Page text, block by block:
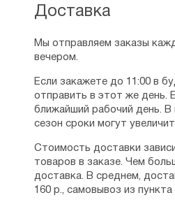
Люди стали узнавать об
месте, все больше
в обитель. Отец Ефрем
что одного монастыря
он принялся за святое
монашеских обителей.
18 монастырей в США и
видении отцу Ефрему
наставник, отец Иосиф
о том, что батюшке
в США?
Ирина
16.02.2015
Добрый день!
А можно все книги,что я
появления тех,что в
день...
Рейтинг:
Доставка
Мы отправляем заказы
вечером.
Если закажете до 11:00 в
отправить в этот же день.
ближайший рабочий день. В
сезон сроки могут
Стоимость доставки
товаров в заказе. Чем
доставка. В среднем,
160 р., самовывоз из